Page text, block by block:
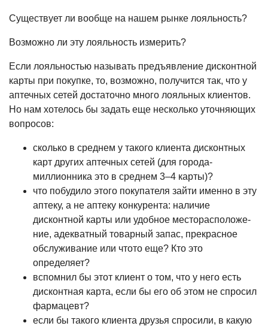
Существует ли вообще на нашем рынке лояльность?
Возможно ли эту лояльность изме­рить?
Если лояльностью называть предъ­явление дисконтной
карты при покупке, то, возможно, получится так, что у
ап­течных сетей достаточно много лояль­ных клиентов.
Но нам хотелось бы за­дать еще несколько уточняющих
вопро­сов:
сколько в среднем у такого клиента дисконтных
карт других аптечных сетей (для города-
миллионника это в среднем 3–4 карты)?
что побудило этого покупателя зай­ти именно в эту
аптеку, а не аптеку конкурента: наличие
дисконтной карты или удобное месторасположе­
ние, адекватный товарный запас, прекрасное
обслуживание или что­то еще? Кто это
определяет?
вспомнил бы этот клиент о том, что у него есть
дисконтная карта, если бы его об этом не спросил
фармацевт?
если бы такого клиента друзья спросили, в какую